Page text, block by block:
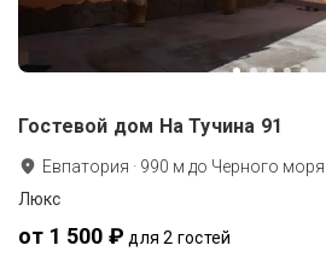
Гостевой дом На Тучина 91
Евпатория · 990 м до Черного моря
Люкс
от 1 500 ₽ для 2 гостей